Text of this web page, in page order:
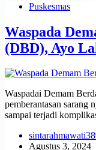
Puskesmas
Waspada
(DBD), Ayo
Waspadai Demam
pemberantasan sarang
sampai terjadi
Agustus 3, 2024